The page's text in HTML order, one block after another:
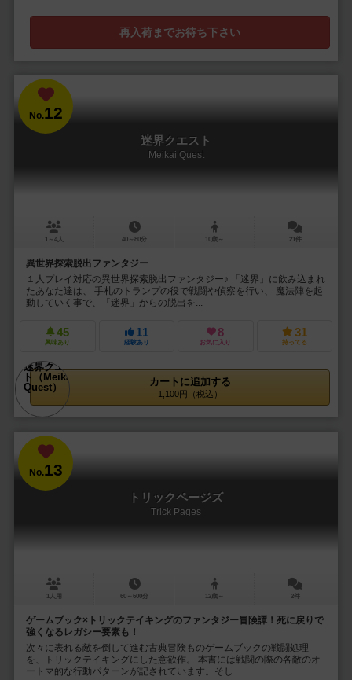
再入荷までお待ち下さい
No.12
迷界クエスト
Meikai Quest
1～4人 40～80分 10歳～ 21件
異世界探索脱出ファンタジー
１人プレイ対応の異世界探索脱出ファンタジー♪ 「迷界」に飲み込まれ
たあなた達は、 手札のトランプの役で戦闘や偵察を行い、 魔法陣を起
動していく事で、「迷界」からの脱出を...
45
興味あり
11
経験あり
8
お気に入り
31
持ってる
カートに追加する
1,100円（税込）
No.13
トリックページズ
Trick Pages
1人用 60～600分 12歳～ 2件
ゲームブック×トリックテイキングのファンタジー冒険譚！死に戻りで
強くなるレガシー要素も！
次々に表れる敵を倒して進む古典冒険ものゲームブックの戦闘処理
を、トリックテイキングにした意欲作。 本書には戦闘の際の各敵のオ
ートマ的な行動パターンが記されています。そし...